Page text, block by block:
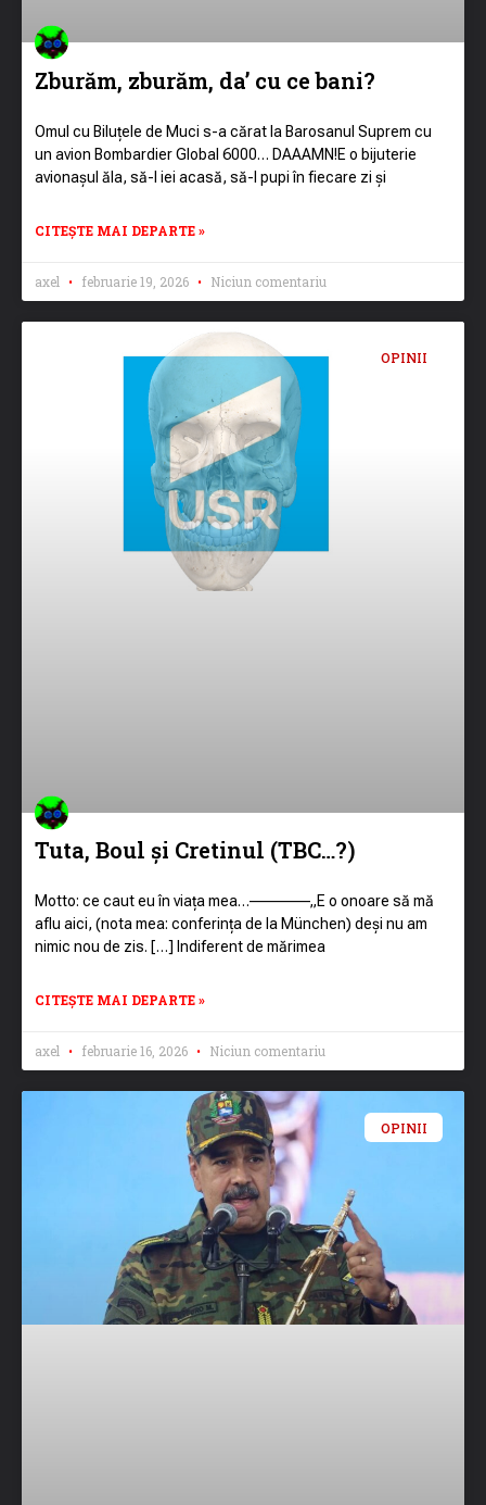
Zburăm, zburăm, da’ cu ce bani?
Omul cu Biluțele de Muci s-a cărat la Barosanul Suprem cu
un avion Bombardier Global 6000… DAAAMN!E o bijuterie
avionașul ăla, să-l iei acasă, să-l pupi în fiecare zi și
CITEȘTE MAI DEPARTE »
axel februarie 19, 2026 Niciun comentariu
OPINII
Tuta, Boul și Cretinul (TBC…?)
Motto: ce caut eu în viața mea…––––––––„E o onoare să mă
aflu aici, (nota mea: conferința de la München) deși nu am
nimic nou de zis. […] Indiferent de mărimea
CITEȘTE MAI DEPARTE »
axel februarie 16, 2026 Niciun comentariu
OPINII